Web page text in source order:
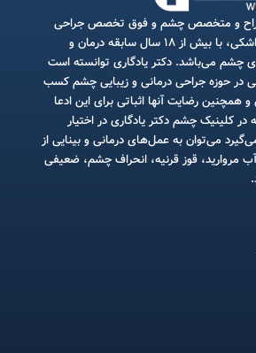
جراح و متخصص چشم و فوق تخصص جراحی
پلک اوربیت و مجاری اشکی، با بیش از ۱۸ سال سابقه درمان و
چشم می‌باشد. دکتر یادگاری توانسته است
در حوزه جراحی درمانی و زیبایی چشم کسب
همچنین رضایت آنها اثباتی برای این ادعا
کلینیک چشم دکتر یادگاری در اختیار
می‌توان به عمل‌های درمانی و بینایی از
مروارید، قوز قرنیه، انحراف چشم، ضعیفی